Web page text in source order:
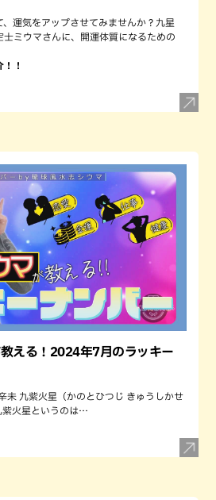
運気をアップさせてみませんか？九星
ミウマさんに、開運体質になるための
！
える！2024年7月のラッキー
未 九紫火星（かのとひつじ きゅうしかせ
紫火星というのは…